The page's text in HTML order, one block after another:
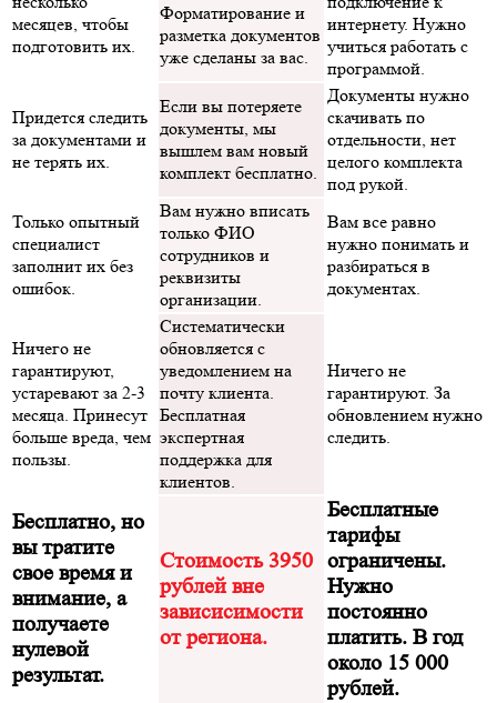
месяцев, чтобы
подготовить их.
Форматирование и
разметка документов
уже сделаны за вас.
интернету. Нужно
учиться работать с
программой.
Придется следить
за документами и
не терять их.
Если вы потеряете
документы, мы
вышлем вам новый
комплект бесплатно.
Документы нужно
скачивать по
отдельности, нет
целого комплекта
под рукой.
Только опытный
специалист
заполнит их без
ошибок.
Вам нужно вписать
только ФИО
сотрудников и
реквизиты
организации.
Вам все равно
нужно понимать и
разбираться в
документах.
Ничего не
гарантируют,
устаревают за 2-3
месяца. Принесут
больше вреда, чем
пользы.
Систематически
обновляется с
уведомлением на
почту клиента.
Бесплатная
экспертная
поддержка для
клиентов.
Ничего не
гарантируют. За
обновлением нужно
следить.
Бесплатно, но
вы тратите
свое время и
внимание, а
получаете
нулевой
результат.
Стоимость 3950
рублей вне
зависисимости
от региона.
Бесплатные
тарифы
ограничены.
Нужно
постоянно
платить. В год
около 15 000
рублей.